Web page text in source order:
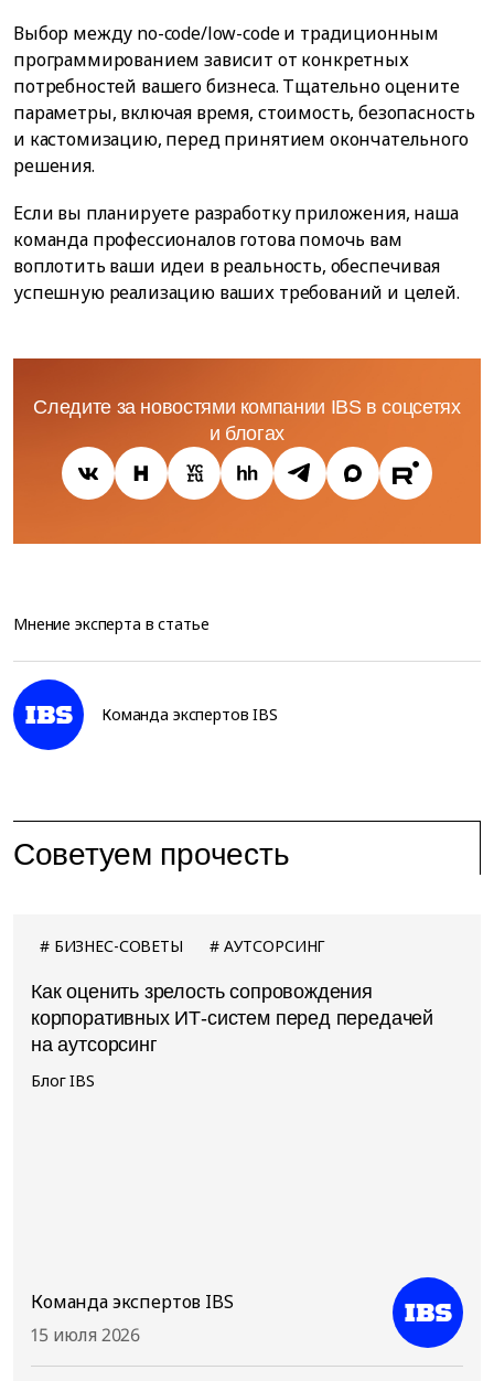
Выбор между no-code/low-code и традиционным
программированием зависит от конкретных
потребностей вашего бизнеса. Тщательно оцените
параметры, включая время, стоимость, безопасность
и кастомизацию, перед принятием окончательного
решения.
Если вы планируете разработку приложения, наша
команда профессионалов готова помочь вам
воплотить ваши идеи в реальность, обеспечивая
успешную реализацию ваших требований и целей.
Следите за новостями компании IBS в соцсетях
и блогах
Мнение эксперта в статье
Команда экспертов IBS
Советуем прочесть
БИЗНЕС-СОВЕТЫ АУТСОРСИНГ
Как оценить зрелость сопровождения
корпоративных ИТ-систем перед передачей
на аутсорсинг
Блог IBS
Команда экспертов IBS
15 июля 2026